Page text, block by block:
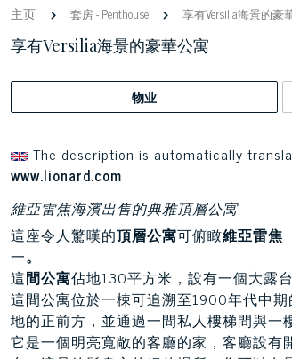
主页 套房-Penthouse 享有Versilia海景的豪
享有Versilia海景的豪華公寓
物业
The description is automatically
www.lionard.com
維亞雷焦海濱出售的典雅頂層公寓
這座令人驚嘆的頂層公寓可俯瞰維亞雷焦
一。
這間公寓佔地130平方米，設有一個大露
這間公寓位於一棟可追溯至1900年代中
地的正前方，並通過一間私人樓梯間與一
它是一個明亮寬敞的客廳的家，客廳設